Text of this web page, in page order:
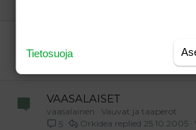
Ronsutar
22.08.2010
VAASALAISET
vaasalainen
Vauvat ja taaperot
5
25.10.2005
Orkidea
Tietosuoja